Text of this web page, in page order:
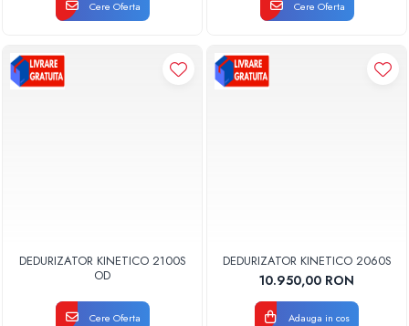
Cere Oferta Cere Oferta
DEDURIZATOR KINETICO 2100S
OD
Cere Oferta
DEDURIZATOR KINETICO 2060S
10.950,00 RON
Adauga in cos